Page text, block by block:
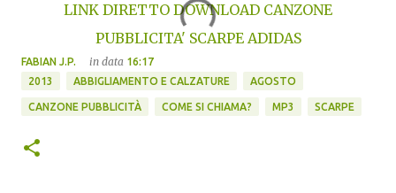
LINK DIRETTO DOWNLOAD CANZONE
PUBBLICITA' SCARPE ADIDAS
FABIAN J.P. in data 16:17
2013
ABBIGLIAMENTO E CALZATURE AGOSTO
CANZONE PUBBLICITÀ COME SI CHIAMA? MP3 SCARPE